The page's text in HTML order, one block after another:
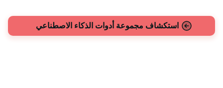
استكشاف مجموعة أدوات الذكاء الاصطناعي